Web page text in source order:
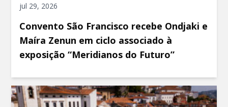
jul 29, 2026
Convento São Francisco recebe Ondjaki e
Maíra Zenun em ciclo associado à
exposição “Meridianos do Futuro”